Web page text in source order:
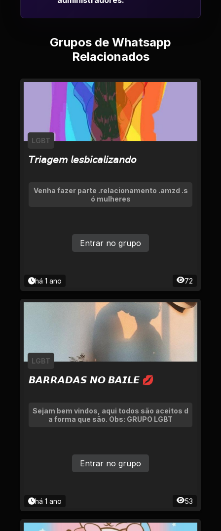
Grupos de Whatsapp
Relacionados
𝘛𝘳𝘪𝘢𝘨𝘦𝘮 𝘭𝘦𝘴𝘣𝘪𝘤𝘢𝘭𝘪𝘻𝘢𝘯𝘥𝘰
LGBT
Venha fazer parte .relacionamento .amzd .s
ó mulheres
há 1 ano 72
Entrar no grupo
𝘽𝘼𝙍𝙍𝘼𝘿𝘼𝙎 𝙉𝙊 𝘽𝘼𝙄𝙇𝙀 💋
LGBT
Sejam bem vindos, aqui todos são aceitos d
a forma que são. Obs: GRUPO LGBT
há 1 ano 53
Entrar no grupo